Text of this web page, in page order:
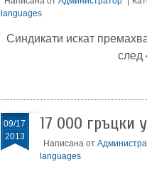
languages
Синдикати искат
след
09/17
2013
17 000 гръцки
Написана от
languages